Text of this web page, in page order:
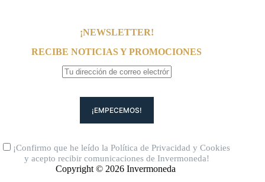
¡NEWSLETTER!
RECIBE NOTICIAS Y PROMOCIONES
¡Confirmo que he leído laPolítica de Privacidad yCookies
y acepto recibir comunicaciones de Invermoneda!
Copyright © 2026 Invermoneda